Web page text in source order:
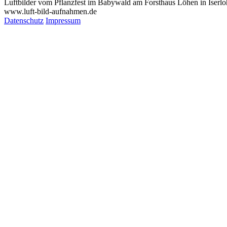
Luftbilder vom Pflanzfest im Babywald am Forsthaus Löhen in
www.luft-bild-aufnahmen.de
Datenschutz Impressum